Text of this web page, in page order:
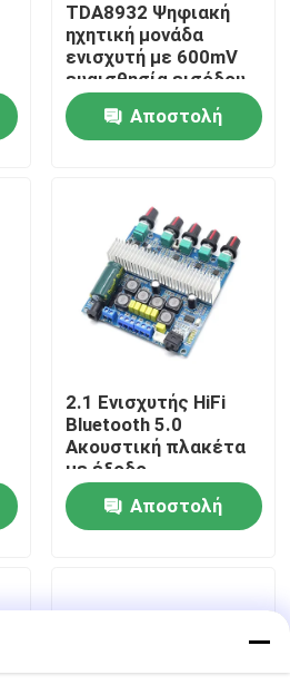
TDA8932 Ψηφιακή
ηχητική μονάδα
ενισχυτή με 600mV
ευαισθησία εισόδου
90dB SNR και ισχύ
εξόδου 3WΑποστολή
2.1 Ενισχυτής HiFi
Bluetooth 5.0
Ακουστική πλακέτα
με έξοδο
2*50W+100W και
τροφοδοσία
DC12~24V
Αποστολή